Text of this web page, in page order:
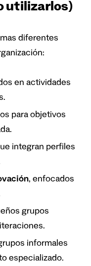
utilizarlos)
diferentes
en actividades
para objetivos
integran perfiles
, enfocados
grupos
informales
especializado.